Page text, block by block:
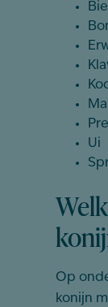
Ui
Op
konijn